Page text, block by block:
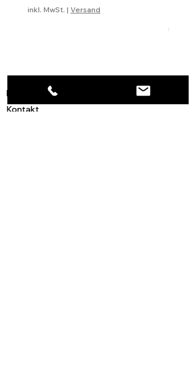
inkl. MwSt. | Versand
inkl.
Informationen
Kontakt